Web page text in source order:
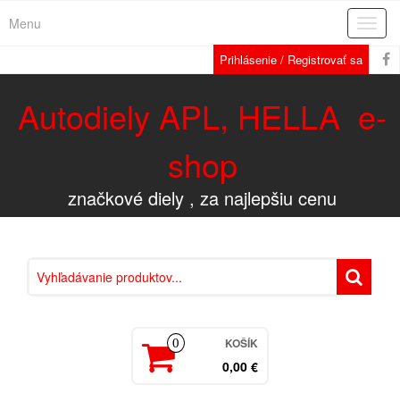
Menu
Prihlásenie / Registrovať sa
Autodiely APL, HELLA e-
shop
značkové diely , za najlepšiu cenu
0 KOŠÍK
0,00 €